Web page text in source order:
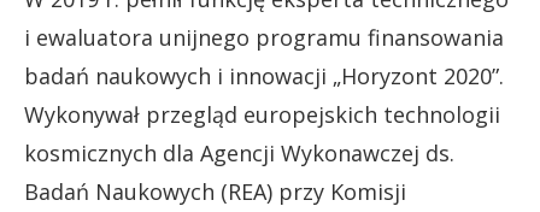
i ewaluatora unijnego programu finansowania
badań naukowych i innowacji „Horyzont 2020”.
Wykonywał przegląd europejskich technologii
kosmicznych dla Agencji Wykonawczej ds.
Badań Naukowych (REA) przy Komisji